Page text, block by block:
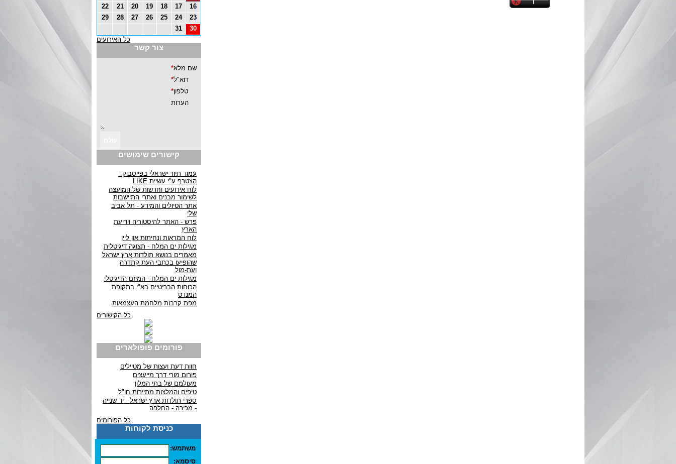
16
17
18
19
20
21
22
23
24
25
26
27
28
29
30
31
כל האירועים
צור קשר
קישורים שימושים
עמוד תיור ישראלי בפייסבוק -
הצטרף ע"י עשיית LIKE
לוח אירועים וחדשות של המועצה
לשימור מבנים ואתרי התיישבות
אתר הטיולים והמידע - תל אביב
שלי
פרש - האתר להיסטוריה וידיעת
הארץ
לוח המראות ונחיתות און ליין
מגילות ים המלח - תצוגה דיגיטלית
מאמרים בנושא תולדות ארץ ישראל
שהופיעו בכתבי העת קתדרה
ועת-מול
מגילות ים המלח - המיזם הדיגיטלי
הכוחות הבריטיים בא"י בתקופת
המנדט
מפת קרבות מלחמת העצמאות
כל הקישורים
פורומים פופולארים
חוות דעת ועצות של מטיילים
פורום מורי דרך מייעצים
מעולמם של בתי המלון
טיפים והמלצות מתיירות חו"ל
ספרי תולדות ארץ ישראל - יד שנייה
- מכירה - החלפה
כל הפורומים
כניסת לקוחות
משתמש:
סיסמא: